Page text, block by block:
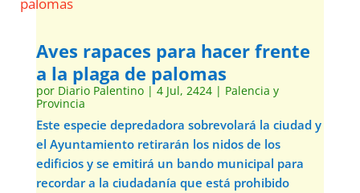
Aves rapaces para hacer frente
a la plaga de palomas
por Diario Palentino| 4 Jul, 2424| Palencia y
Provincia
Este especie depredadora sobrevolará la ciudad y
el Ayuntamiento retirarán los nidos de los
edificios y se emitirá un bando municipal para
recordar a la ciudadanía que está prohibido